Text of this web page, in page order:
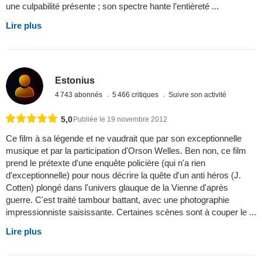
une culpabilité présente ; son spectre hante l’entièreté ...
Lire plus
Estonius
4 743 abonnés 5 466 critiques Suivre son activité
5,0 Publiée le 19 novembre 2012
Ce film à sa légende et ne vaudrait que par son exceptionnelle
musique et par la participation d'Orson Welles. Ben non, ce film
prend le prétexte d'une enquête policière (qui n'a rien
d'exceptionnelle) pour nous décrire la quête d'un anti héros (J.
Cotten) plongé dans l'univers glauque de la Vienne d'après
guerre. C'est traité tambour battant, avec une photographie
impressionniste saisissante. Certaines scènes sont à couper le ...
Lire plus